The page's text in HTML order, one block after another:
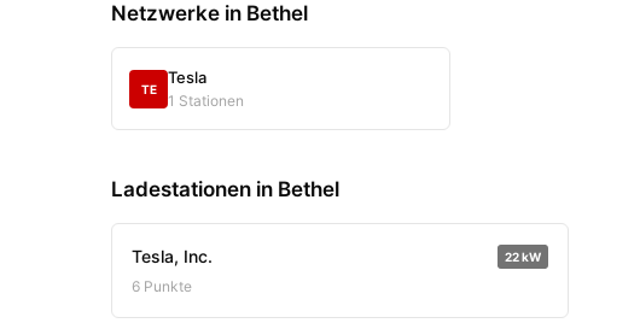
Netzwerke in Bethel
TE
Tesla
1 Stationen
Ladestationen in Bethel
Tesla, Inc. 22 kW
6 Punkte